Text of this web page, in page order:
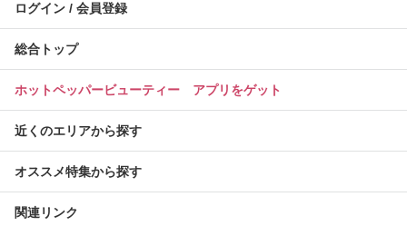
ログイン / 会員登録
総合トップ
ホットペッパービューティー アプリをゲット
近くのエリアから探す
オススメ特集から探す
関連リンク